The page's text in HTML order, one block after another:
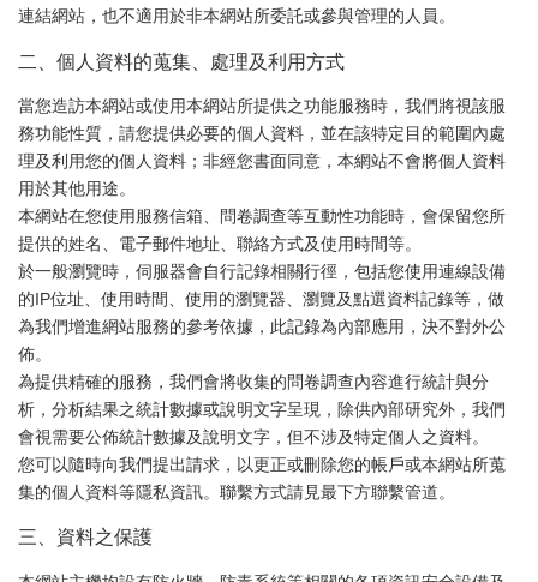
連結網站，也不適用於非本網站所委託或參與管理的人員。
二、個人資料的蒐集、處理及利用方式
當您造訪本網站或使用本網站所提供之功能服務時，我們將視該服
務功能性質，請您提供必要的個人資料，並在該特定目的範圍內處
理及利用您的個人資料；非經您書面同意，本網站不會將個人資料
用於其他用途。
本網站在您使用服務信箱、問卷調查等互動性功能時，會保留您所
提供的姓名、電子郵件地址、聯絡方式及使用時間等。
於一般瀏覽時，伺服器會自行記錄相關行徑，包括您使用連線設備
的IP位址、使用時間、使用的瀏覽器、瀏覽及點選資料記錄等，做
為我們增進網站服務的參考依據，此記錄為內部應用，決不對外公
佈。
為提供精確的服務，我們會將收集的問卷調查內容進行統計與分
析，分析結果之統計數據或說明文字呈現，除供內部研究外，我們
會視需要公佈統計數據及說明文字，但不涉及特定個人之資料。
您可以隨時向我們提出請求，以更正或刪除您的帳戶或本網站所蒐
集的個人資料等隱私資訊。聯繫方式請見最下方聯繫管道。
三、資料之保護